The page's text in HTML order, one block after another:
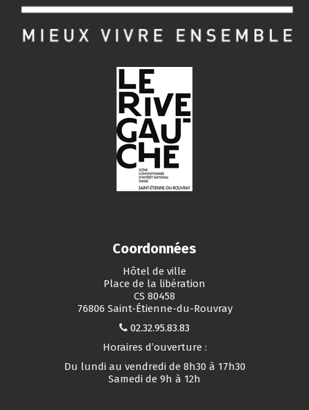
Coordonnées
Hôtel de ville
Place de la libération
CS 80458
76806 Saint-Étienne-du-Rouvray
02.32.95.83.83
Horaires d’ouverture :
Du lundi au vendredi de 8h30 à 17h30
Samedi de 9h à 12h